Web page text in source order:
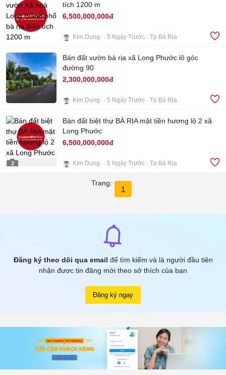
tích 1200 m
6,500,000,000đ
Kim Dung 5 Ngày Trước Tp Bà Rịa
Bán đất vườn bà rịa xã Long Phước lô góc
đường 90
2,300,000,000đ
Kim Dung 5 Ngày Trước Tp Bà Rịa
2
Bán đất biệt thự BÀ RỊA mặt tiền hương lộ 2 xã
Long Phước
6,500,000,000đ
Kim Dung 5 Ngày Trước Tp Bà Rịa
Trang:
1
Đăng ký theo dõi qua email để tìm kiếm và là người đầu tiên
nhận được tin đăng mới theo sở thích của bạn
Đăng ký ngay